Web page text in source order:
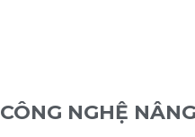
CÔNG NGHỆ